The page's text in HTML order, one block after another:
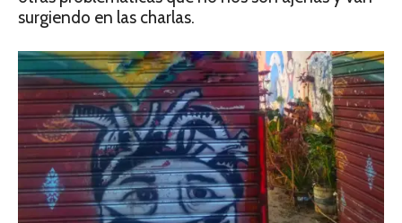
surgiendo en las charlas.